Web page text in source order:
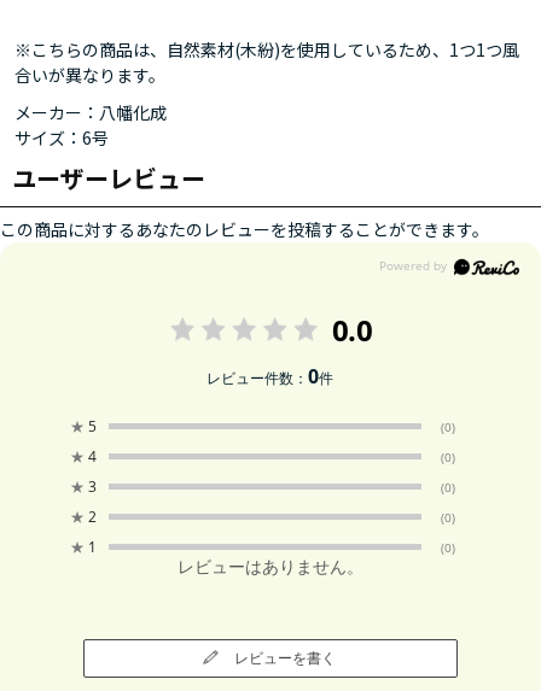
※こちらの商品は、自然素材(木紛)を使用しているため、1つ1つ風
合いが異なります。
メーカー：八幡化成
サイズ：6号
ユーザーレビュー
この商品に対するあなたのレビューを投稿することができます。
0.0
レビュー件数：0件
★ 5 (0)
★ 4 (0)
★ 3 (0)
★ 2 (0)
★ 1 (0)
レビューはありません。
レビューを書く